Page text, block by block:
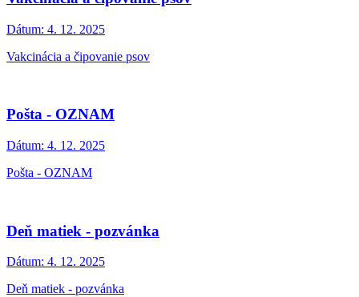
Dátum: 4. 12. 2025
Vakcinácia a čipovanie psov
Pošta - OZNAM
Dátum: 4. 12. 2025
Pošta - OZNAM
Deň matiek - pozvánka
Dátum: 4. 12. 2025
Deň matiek - pozvánka